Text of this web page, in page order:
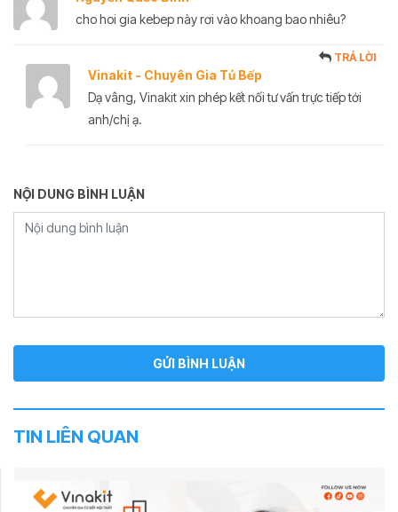
cho hoi gia kebep này rơi vào khoang bao nhiêu?
Vinakit - Chuyên Gia Tủ Bếp
TRẢ LỜI
Dạ vâng, Vinakit xin phép kết nối tư vấn trực tiếp tới
anh/chị ạ.
NỘI DUNG BÌNH LUẬN
TIN LIÊN QUAN